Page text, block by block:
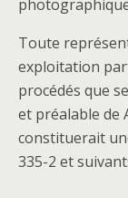
Toute
exploitation
procédés que
et préalable de
constituerait
335-2 et